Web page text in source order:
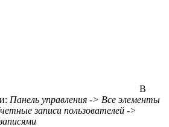
В
Панель управления -> Все элементы
записи пользователей ->